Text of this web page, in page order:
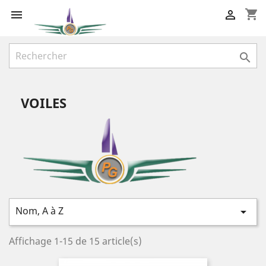
 shopping_cart


VOILES
Nom, A à Z 
Affichage 1-15 de 15 article(s)